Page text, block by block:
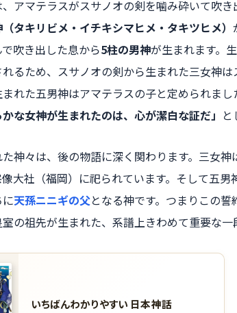
アマテラスがスサノオの剣を噛み砕いて吹き
タキリビメ・イチキシマヒメ・タキツヒメ）
吹き出した息から5柱の男神が生まれます。
れるため、スサノオの剣から生まれた三女神
れた五男神はアマテラスの子と定められま
な女神が生まれたのは、心が潔白な証だ」
神々は、後の物語に深く関わります。三女神
大社（福岡）に祀られています。そして五男
天孫ニニギの父となる神です。つまりこの
の祖先が生まれた、系譜上きわめて重要な一
いちばんわかりやすい 日本神話